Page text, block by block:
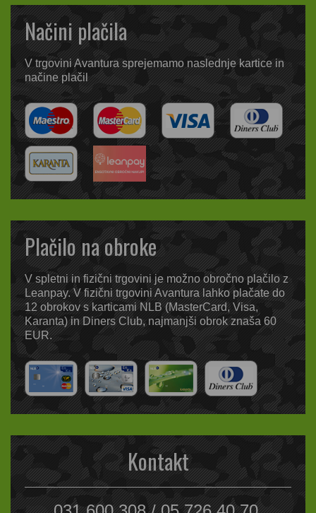
Načini plačila
V trgovini Avantura sprejemamo naslednje kartice in
načine plačil
Plačilo na obroke
V spletni in fizični trgovini je možno obročno plačilo z
Leanpay. V fizični trgovini Avantura lahko plačate do
12 obrokov s karticami NLB (MasterCard, Visa,
Karanta) in Diners Club, najmanjši obrok znaša 60
EUR.
Kontakt